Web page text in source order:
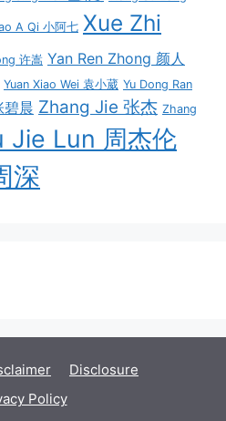
A Qi 小阿七 Xue Zhi
许嵩 Yan Ren Zhong 颜人
Yuan Xiao Wei 袁小葳 Yu Dong Ran
晨 Zhang Jie 张杰 Zhang
Jie Lun 周杰伦
深
Disclosure
Policy